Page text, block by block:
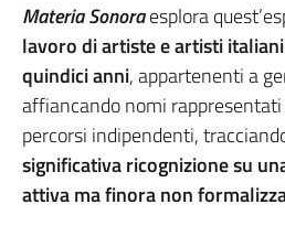
Materia Sonoraesplora
lavoro di artiste e artisti
quindici anni, appartenenti a
affiancando nomi
percorsi indipendenti,
significativa ricognizione su
attiva ma finora non